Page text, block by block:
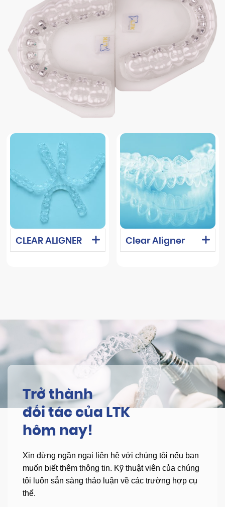
CLEAR ALIGNER Clear Aligner
Trở thành
đối tác của LTK
hôm nay!
Xin đừng ngần ngại liên hệ với chúng tôi nếu bạn
muốn biết thêm thông tin. Kỹ thuật viên của chúng
tôi luôn sẵn sàng thảo luận về các trường hợp cụ
thể.